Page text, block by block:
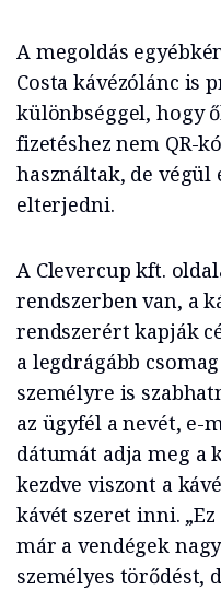
A megoldás
Costa kávézólánc is
különbséggel, hogy
fizetéshez nem QR-
használtak, de
elterjedni.
A Clevercup kft.
rendszerben van, a
rendszerért kapják
a legdrágább
személyre is
az ügyfél a nevét, e-
dátumát adja meg a
kezdve viszont a
kávét szeret inni.
már a vendégek
személyes törődést,